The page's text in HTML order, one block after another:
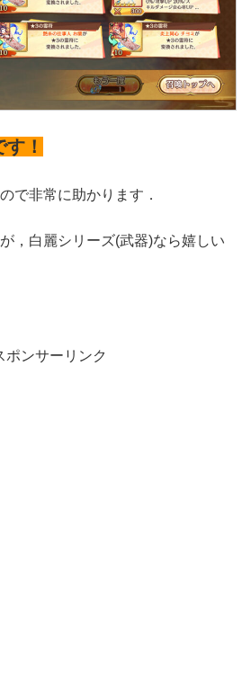
！
で非常に助かります．
，白麗シリーズ(武器)なら嬉しい
ポンサーリンク